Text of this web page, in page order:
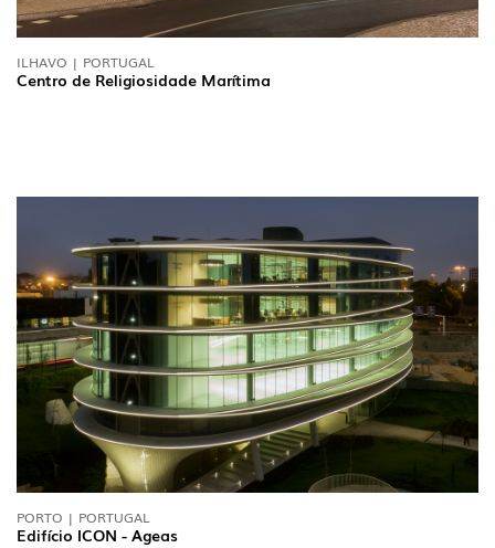
ILHAVO | PORTUGAL
Centro de Religiosidade Marítima
PORTO | PORTUGAL
Edifício ICON - Ageas